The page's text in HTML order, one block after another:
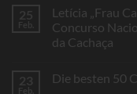
degustação
(e
da
Frau
Letícia
‘Frau
Cachaça’,
do
nosso
25
Feb.
Letícia „Frau
Concurso
da Cachaça
zu
23
Feb.
Die besten 50